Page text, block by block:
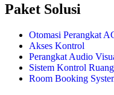
Paket Solusi
Otomasi Perangkat
Akses Kontrol
Perangkat Audio
Sistem Kontrol
Room Booking